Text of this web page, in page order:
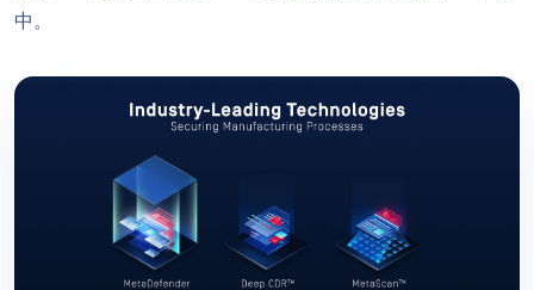
中。